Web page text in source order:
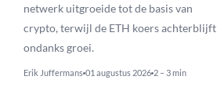
netwerk uitgroeide tot de basis van
crypto, terwijl de ETH koers achterblijft
ondanks groei.
Erik Juffermans 01 augustus 2026 2 – 3 min